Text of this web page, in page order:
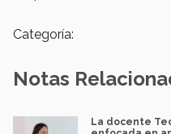
Categoría:
Notas
La docente